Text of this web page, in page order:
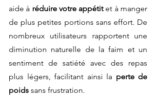
aide à réduire votre appétit et à manger
de plus petites portions sans effort. De
nombreux utilisateurs rapportent une
diminution naturelle de la faim et un
sentiment de satiété avec des repas
plus légers, facilitant ainsi la perte de
poids sans frustration.